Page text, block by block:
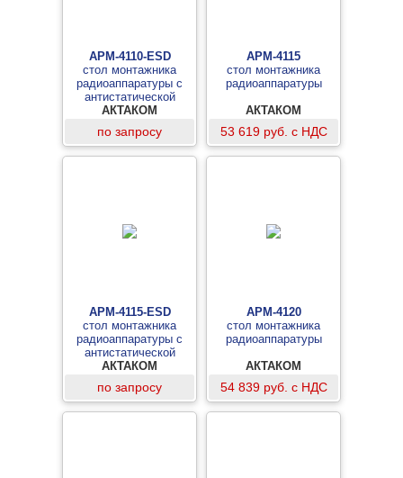
АРМ-4110-ESD
стол монтажника
радиоаппаратуры с
антистатической
столешницей
АКТАКОМ
по запросу
АРМ-4115
стол монтажника
радиоаппаратуры
АКТАКОМ
53 619 руб. с НДС
АРМ-4115-ESD
стол монтажника
радиоаппаратуры с
антистатической
столешницей
АКТАКОМ
по запросу
АРМ-4120
стол монтажника
радиоаппаратуры
АКТАКОМ
54 839 руб. с НДС